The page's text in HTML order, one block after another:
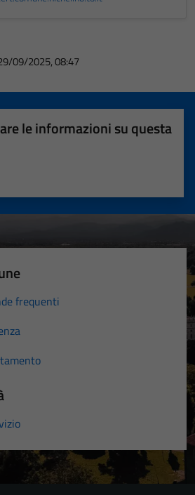
09/2025, 08:47
le informazioni su questa
5 stelle su 5
su 5
su 5
5
frequenti